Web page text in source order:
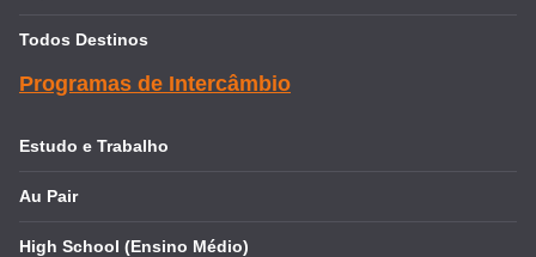
Todos Destinos
Programas de Intercâmbio
Estudo e Trabalho
Au Pair
High School (Ensino Médio)